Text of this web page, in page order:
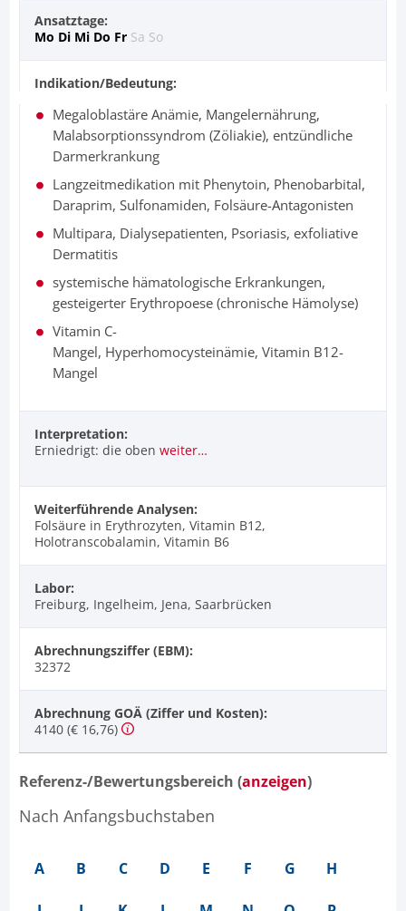
Ansatztage:
Mo Di Mi Do Fr Sa So
Indikation/Bedeutung:
Megaloblastäre Anämie, Mangelernährung,
Malabsorptionssyndrom (Zöliakie), entzündliche
Darmerkrankung
Langzeitmedikation mit Phenytoin, Phenobarbital,
Daraprim, Sulfonamiden, Folsäure-Antagonisten
Multipara, Dialysepatienten, Psoriasis, exfoliative
Dermatitis
systemische hämatologische Erkrankungen,
gesteigerter Erythropoese (chronische Hämolyse)
Vitamin C-
Mangel, Hyperhomocysteinämie, Vitamin B12-
Mangel
Interpretation:
Erniedrigt: die oben weiter…
Weiterführende Analysen:
Folsäure in Erythrozyten, Vitamin B12,
Holotranscobalamin, Vitamin B6
Labor:
Freiburg, Ingelheim, Jena, Saarbrücken
Abrechnungsziffer (EBM):
32372
Abrechnung GOÄ (Ziffer und Kosten):
4140 (€ 16,76)
Referenz-/Bewertungsbereich (anzeigen)
Nach Anfangsbuchstaben
A B C D E F G H